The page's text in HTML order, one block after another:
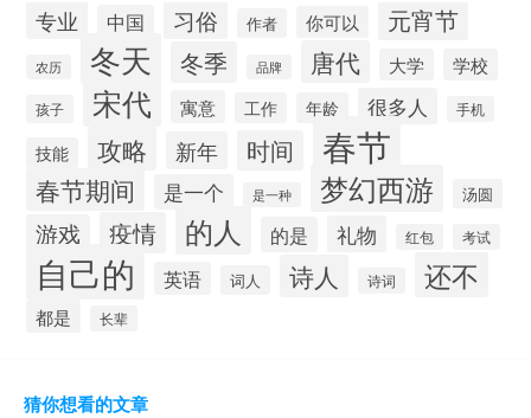
专业 中国 习俗 作者 你可以 元宵节
农历 冬天 冬季 品牌 唐代 大学 学校
孩子 宋代 寓意 工作 年龄 很多人 手机
技能 攻略 新年 时间 春节
春节期间 是一个 是一种 梦幻西游 汤圆
游戏 疫情 的人 的是 礼物 红包 考试
自己的 英语 词人 诗人 诗词 还不
都是 长辈
猜你想看的文章